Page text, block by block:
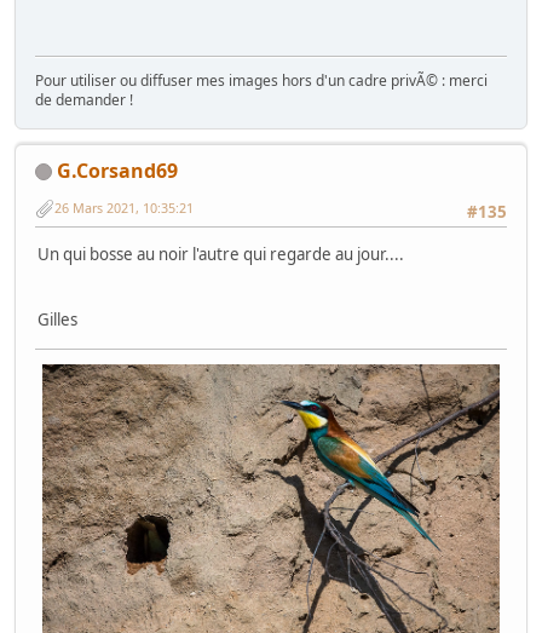
Pour utiliser ou diffuser mes images hors d'un cadre privÃ© : merci
de demander !
G.Corsand69
#135
26 Mars 2021, 10:35:21
Un qui bosse au noir l'autre qui regarde au jour....
Gilles